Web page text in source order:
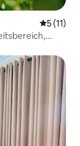
5 (11)